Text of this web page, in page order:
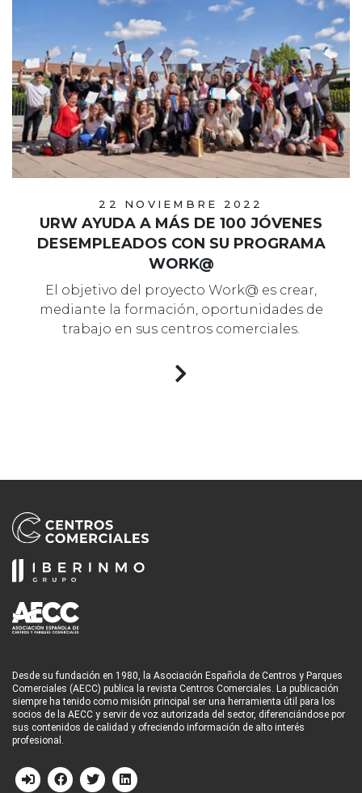
22 NOVIEMBRE 2022
URW AYUDA A MÁS DE 100 JÓVENES
DESEMPLEADOS CON SU PROGRAMA
WORK@
El objetivo del proyecto Work@ es crear,
mediante la formación, oportunidades de
trabajo en sus centros comerciales.
Desde su fundación en 1980, la Asociación Española de Centros y Parques
Comerciales (AECC) publica la revista Centros Comerciales. La publicación
siempre ha tenido como misión principal ser una herramienta útil para los
socios de la AECC y servir de voz autorizada del sector, diferenciándose por
sus contenidos de calidad y ofreciendo información de alto interés
profesional.